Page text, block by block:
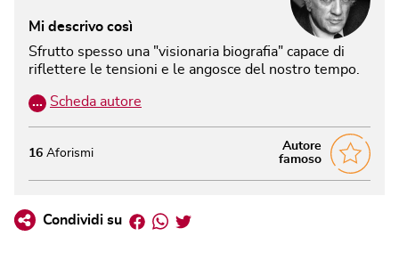
Mi descrivo così
Sfrutto spesso una "visionaria biografia" capace di
riflettere le tensioni e le angosce del nostro tempo.
… Scheda autore
Autore
famoso
16 Aforismi
Condividi su Facebook
Whatsapp
Twitter